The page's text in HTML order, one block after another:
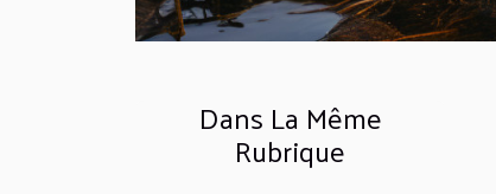
Dans La Même
Rubrique